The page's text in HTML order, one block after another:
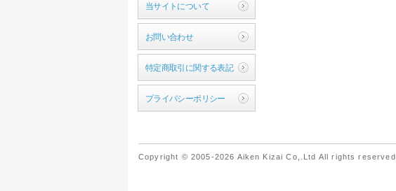
当サイトについて
お問い合わせ
特定商取引に関する表記
プライバシーポリシー
Copyright © 2005-2026 Aiken Kizai Co,.Ltd All rights reserved.